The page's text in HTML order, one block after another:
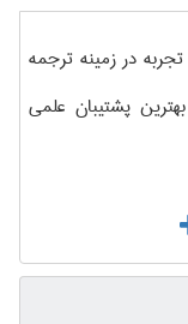
در زمینه ترجمه
بهترین پشتیبان علمی